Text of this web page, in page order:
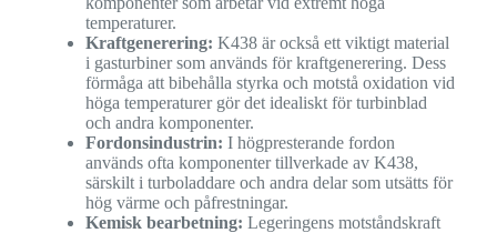
temperaturer.
Kraftgenerering: K438 är också ett viktigt material
i gasturbiner som används för kraftgenerering. Dess
förmåga att bibehålla styrka och motstå oxidation vid
höga temperaturer gör det idealiskt för turbinblad
och andra komponenter.
Fordonsindustrin: I högpresterande fordon
används ofta komponenter tillverkade av K438,
särskilt i turboladdare och andra delar som utsätts för
hög värme och påfrestningar.
Kemisk bearbetning: Legeringens motståndskraft